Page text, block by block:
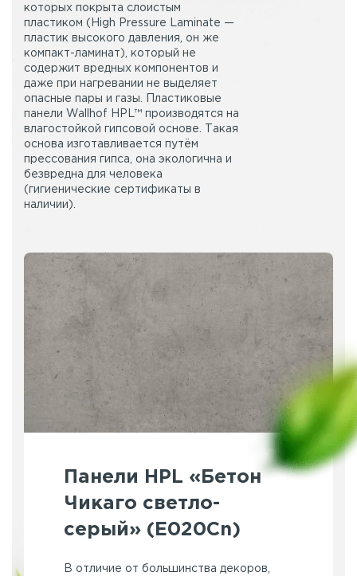
которых покрыта слоистым
пластиком (High Pressure Laminate —
пластик высокого давления, он же
компакт-ламинат), который не
содержит вредных компонентов и
даже при нагревании не выделяет
опасные пары и газы. Пластиковые
панели Wallhof HPL™ производятся на
влагостойкой гипсовой основе. Такая
основа изготавливается путём
прессования гипса, она экологична и
безвредна для человека
(гигиенические сертификаты в
наличии).
Панели HPL «Бетон
Чикаго светло-
серый» (E020Cn)
В отличие от большинства декоров,